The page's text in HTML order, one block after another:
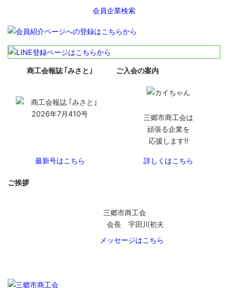
部屋の広さやスタイルに合わせ
く当たり前に得られている快適
で居心地の良い店舗・オフィス
などの屋内空間は、空調設備や
給排水設備があって初めて得る
ごせる空間設備の設計・施工か
を1から行います。 環境に配慮し
日々研究し、新しい提案をてい
膜式圧力計の製造販売をしてお
程度までのSUS材、チタン材、
SS材の加工を得意としておりま
独自の製品で販売依頼、装置メ
ーカー様から好評を頂いており
会員企業検索
商工会報誌 ｢みさと｣
最新号はこちら
ご入会の案内
三郷市商工会は
頑張る企業を
応援します!!
詳しくはこちら
ご挨拶
三郷市商工会
会長 宇田川初夫
メッセージはこちら